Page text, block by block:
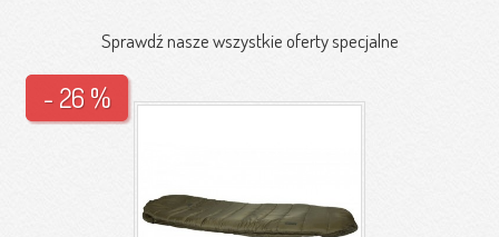
Sprawdź nasze wszystkie oferty specjalne
- 26 %